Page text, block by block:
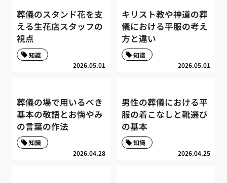
葬儀のスタンド花を支
える生花店スタッフの
視点
2026.05.01
知識
キリスト教や神道の葬
儀における平服の考え
方と違い
2026.05.01
知識
葬儀の場で用いるべき
基本の敬語とお悔やみ
の言葉の作法
2026.04.28
知識
男性の葬儀における平
服の着こなしと靴選び
の基本
2026.04.25
知識